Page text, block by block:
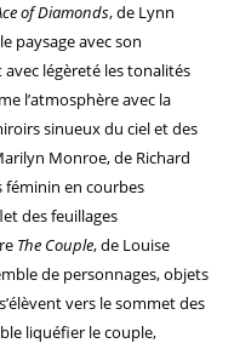
of Diamonds, de Lynn
paysage avec son
légèreté les tonalités
l’atmosphère avec la
sinueux du ciel et des
Monroe, de Richard
féminin en courbes
des feuillages
The Couple, de Louise
de personnages, objets
vers le sommet des
liquéfier le couple,